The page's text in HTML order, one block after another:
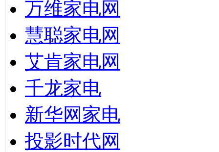
万维家电网
慧聪家电网
艾肯家电网
千龙家电
新华网家电
投影时代网